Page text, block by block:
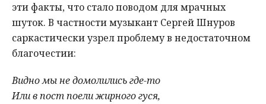
эти факты, что стало поводом для мрачных
шуток. В частности музыкант Сергей Шнуров
саркастически узрел проблему в недостаточном
благочестии:
Видно мы не домолились где-то
Или в пост поели жирного гуся,